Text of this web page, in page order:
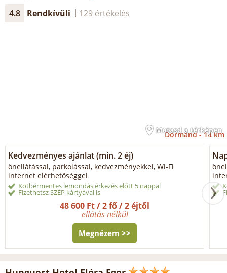
4.8 Rendkívüli 129 értékelés
Mutasd a térképen
Dormánd -14 km
Kedvezményes ajánlat (min. 2 éj)
önellátással, parkolással, kedvezményekkel, Wi-Fi
internet elérhetőséggel
Kötbérmentes lemondás érkezés előtt 5 nappal
Fizethetsz SZÉP kártyával is
48 600 Ft / 2 fő / 2 éjtől
ellátás nélkül
Megnézem >>